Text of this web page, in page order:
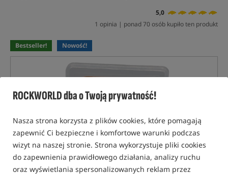
ROCKWORLD dba o Twoją prywatność!
Nasza strona korzysta z plików cookies, które pomagają
zapewnić Ci bezpieczne i komfortowe warunki podczas
wizyt na naszej stronie. Strona wykorzystuje pliki cookies
do zapewnienia prawidłowego działania, analizy ruchu
oraz wyświetlania spersonalizowanych reklam przez
5,0
1 opinia | ponad 70 osób kupiło ten produkt
Bestseller! Nowość!